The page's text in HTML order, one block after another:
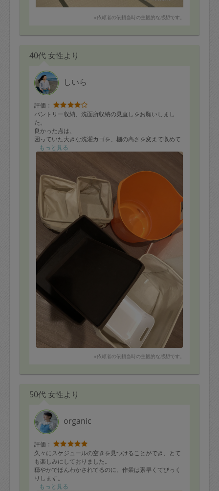
※依頼者の依頼当時の主観的な感想です。
40代 女性より
しいら
評価：
パントリー収納、洗面所収納の見直しをお願いしまし
た。
良かった点は、
困っていた大きな洗濯カゴを、棚の高さを変えて収めて
くださったこと。
一点今後の希望として
収納していただいた場所だけでも、
掃除機やクイックル等で掃除しながら作業してくださる
ともっと嬉しいです。
もっと見る
※依頼者の依頼当時の主観的な感想です。
50代 女性より
organic
評価：
久々にスケジュールの空きを見つけることができ、とて
も楽しみにしておりました。
穏やかでほんわかされてるのに、作業は素早くてびっく
りします。
もっと見る